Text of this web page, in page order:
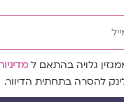
גלויה בהתאם ל
להסרה בתחתית הדיוור.